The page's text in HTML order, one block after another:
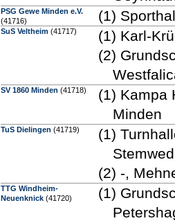
PSG Gewe Minden e.V.
(41716)
(1)
SuS Veltheim (41717)
(1) Karl-
(2)
SV 1860 Minden (41718)
(1) Kampa
Minden
TuS Dielingen (41719)
(1)
(2) -,
TTG Windheim-
Neuenknick (41720)
(1)